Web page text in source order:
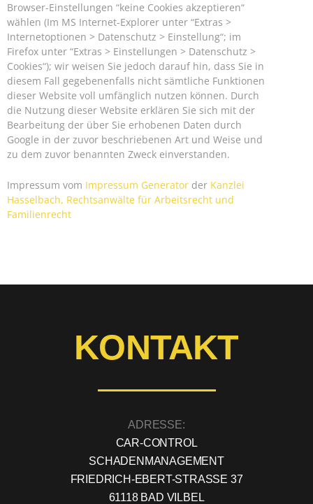
Browser-Einstellungen “keine Cookies akzeptieren“
wählen (Im MS Internet-Explorer unter “Extras >
Internetoptionen > Datenschutz > Einstellung“; im
Firefox unter “Extras > Einstellungen > Datenschutz >
Cookies“); wir weisen Sie jedoch darauf hin, dass Sie in
diesem Fall gegebenenfalls nicht sämtliche Funktionen
dieser Website voll umfänglich nutzen können. Durch
die Nutzung dieser Website erklären Sie sich mit der
Bearbeitung der über Sie erhobenen Daten durch
Google in der zuvor beschriebenen Art und Weise und
zu dem zuvor benannten Zweck einverstanden.
Impressum vom Impressum Generator der Kanzlei
Hasselbach, Rechtsanwälte für Arbeitsrecht und
Familienrecht
KONTAKT
ADRESSE:
CAR-CONTROL
SCHADENMANAGEMENT
FRIEDRICH-EBERT-STRASSE 37
61118 BAD VILBEL